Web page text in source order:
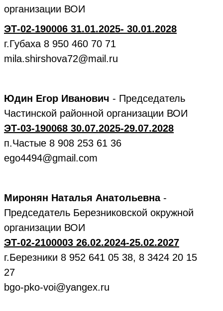
организации ВОИ
ЭТ-02-190006 31.01.2025- 30.01.2028
г.Губаха 8 950 460 70 71
mila.shirshova72@mail.ru
Юдин Егор Иванович - Председатель
Частинской районной организации ВОИ
ЭТ-03-190068 30.07.2025-29.07.2028
п.Частые 8 908 253 61 36
ego4494@gmail.com
Миронян Наталья Анатольевна-
Председатель Березниковской окружной
организации ВОИ
ЭТ-02-2100003 26.02.2024-25.02.2027
г.Березники 8 952 641 05 38, 8 3424 20 15
27
bgo-pko-voi@yangex.ru